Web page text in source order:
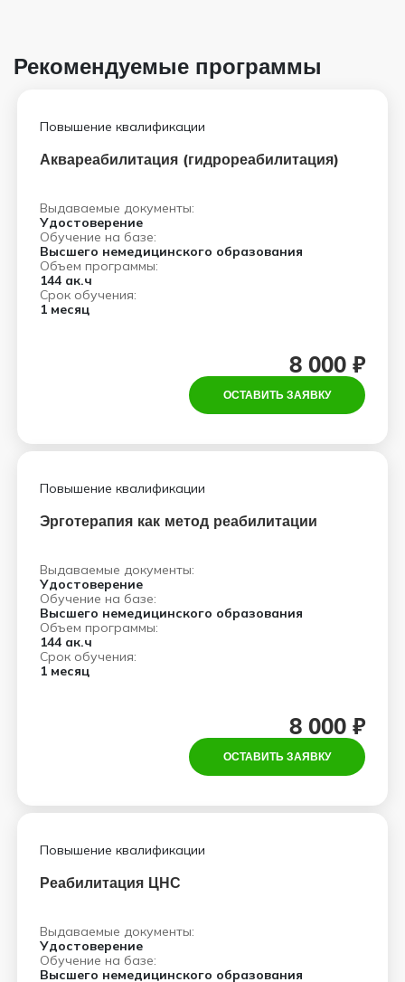
Рекомендуемые программы
Повышение квалификации
Аквареабилитация (гидрореабилитация)
Выдаваемые документы:
Удостоверение
Обучение на базе:
Высшего немедицинского образования
Объем программы:
144 ак.ч
Срок обучения:
1 месяц
8 000 ₽
ОСТАВИТЬ ЗАЯВКУ
Повышение квалификации
Эрготерапия как метод реабилитации
Выдаваемые документы:
Удостоверение
Обучение на базе:
Высшего немедицинского образования
Объем программы:
144 ак.ч
Срок обучения:
1 месяц
8 000 ₽
ОСТАВИТЬ ЗАЯВКУ
Повышение квалификации
Реабилитация ЦНС
Выдаваемые документы:
Удостоверение
Обучение на базе:
Высшего немедицинского образования